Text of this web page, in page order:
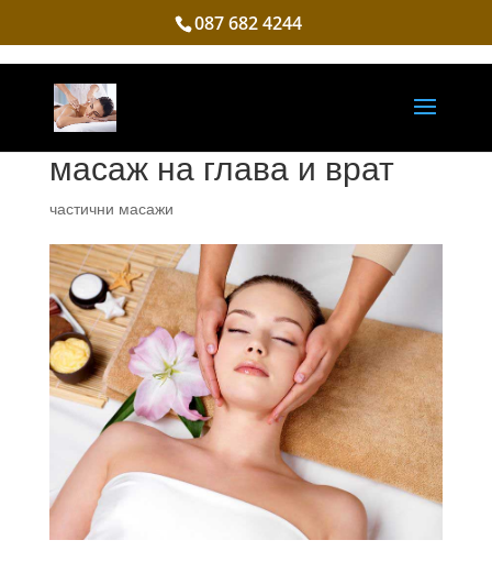
087 682 4244
масаж на глава и врат
частични масажи